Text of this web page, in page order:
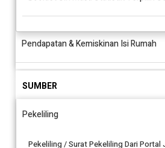
Pendapatan & Kemiskinan Isi Rumah
SUMBER
Pekeliling
Pekeliling / Surat Pekeliling Dari Portal